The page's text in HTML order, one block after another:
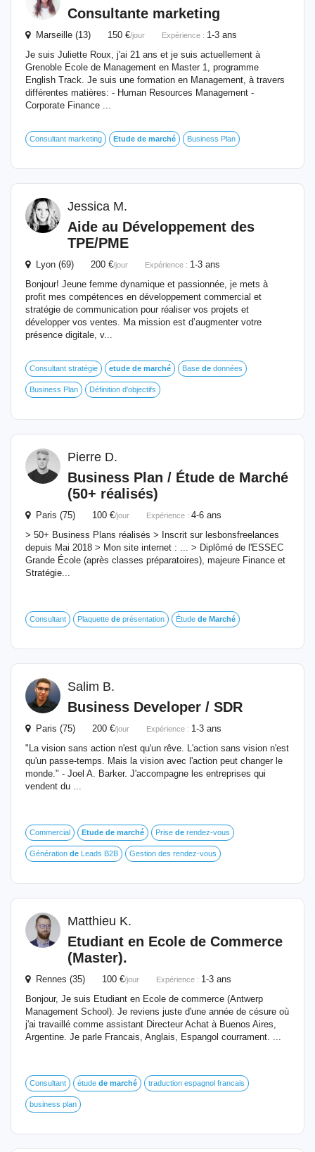
Consultante marketing
Marseille (13) 150 €/jour Expérience : 1-3 ans
Je suis Juliette Roux, j'ai 21 ans et je suis actuellement à
Grenoble Ecole de Management en Master 1, programme
English Track. Je suis une formation en Management, à travers
différentes matières: - Human Resources Management -
Corporate Finance ...
Consultant marketing Etude de marché Business Plan
Jessica M.
Aide au Développement des
TPE/PME
Lyon (69) 200 €/jour Expérience : 1-3 ans
Bonjour! Jeune femme dynamique et passionnée, je mets à
profit mes compétences en développement commercial et
stratégie de communication pour réaliser vos projets et
développer vos ventes. Ma mission est d’augmenter votre
présence digitale, v...
Consultant stratégie etude de marché Base de données
Business Plan Définition d'objectifs
Pierre D.
Business Plan / Étude de Marché
(50+ réalisés)
Paris (75) 100 €/jour Expérience : 4-6 ans
> 50+ Business Plans réalisés > Inscrit sur lesbonsfreelances
depuis Mai 2018 > Mon site internet : ... > Diplômé de l'ESSEC
Grande École (après classes préparatoires), majeure Finance et
Stratégie...
Consultant Plaquette de présentation Étude de Marché
Salim B.
Business Developer / SDR
Paris (75) 200 €/jour Expérience : 1-3 ans
"La vision sans action n'est qu'un rêve. L'action sans vision n'est
qu'un passe-temps. Mais la vision avec l'action peut changer le
monde." - Joel A. Barker. J'accompagne les entreprises qui
vendent du ...
Commercial Etude de marché Prise de rendez-vous
Génération de Leads B2B Gestion des rendez-vous
Matthieu K.
Etudiant en Ecole de Commerce
(Master).
Rennes (35) 100 €/jour Expérience : 1-3 ans
Bonjour, Je suis Etudiant en Ecole de commerce (Antwerp
Management School). Je reviens juste d'une année de césure où
j'ai travaillé comme assistant Directeur Achat à Buenos Aires,
Argentine. Je parle Francais, Anglais, Espangol courrament. ...
Consultant étude de marché traduction espagnol francais
business plan